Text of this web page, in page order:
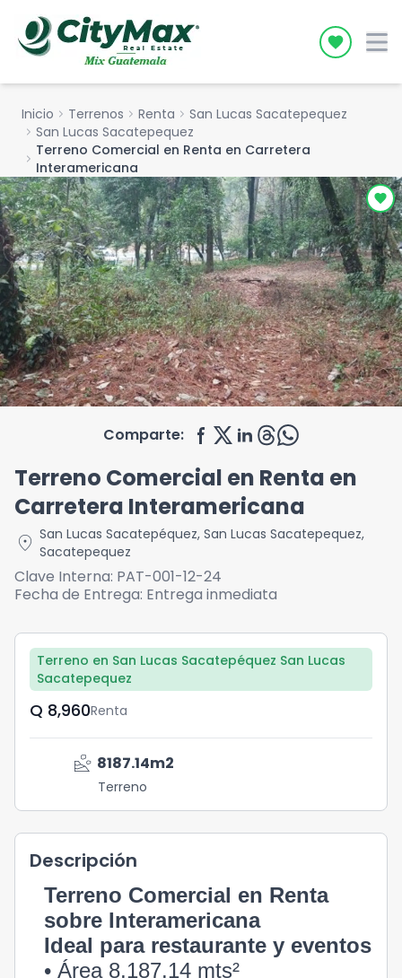
Icon
Inicio chevron_right Terrenos chevron_right Renta chevron_right San Lucas Sacatepequez
chevron_right San Lucas Sacatepequez
chevron_right Terreno Comercial en Renta en Carretera
Interamericana
Comparte:
Terreno Comercial en Renta en
Carretera Interamericana
location_on San Lucas Sacatepéquez, San Lucas Sacatepequez,
Sacatepequez
Clave Interna: PAT-001-12-24
Fecha de Entrega: Entrega inmediata
Terreno en San Lucas Sacatepéquez San Lucas
Sacatepequez
Q	8,960Renta
landslide 8187.14m2
Terreno
Descripción
Terreno Comercial en Renta
sobre Interamericana
Ideal para restaurante y eventos
• Área 8,187.14 mts²